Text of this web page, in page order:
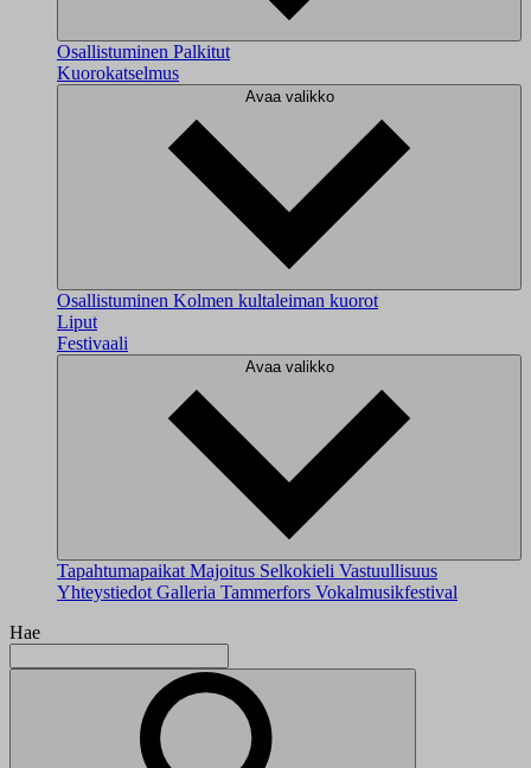
Osallistuminen Palkitut
Kuorokatselmus
Avaa valikko
Osallistuminen Kolmen kultaleiman kuorot
Liput
Festivaali
Avaa valikko
Tapahtumapaikat Majoitus Selkokieli Vastuullisuus
Yhteystiedot Galleria Tammerfors Vokalmusikfestival
Hae